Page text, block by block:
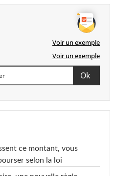
Voir un exemple
Voir un exemple
ce montant, vous
selon la loi